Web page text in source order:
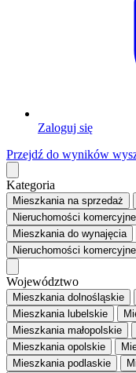
Zaloguj się
Przejdź do wyników
Kategoria
Mieszkaniana sprzedaż
Nieruchomości komercyjne
Mieszkaniado wynajęcia
Nieruchomości komercyjne
Województwo
Mieszkania dolnośląskie
Mieszkania lubelskie
Mieszkania małopolskie
Mieszkania opolskie
Mieszkania podlaskie